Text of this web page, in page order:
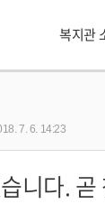
복지관
7. 6. 14:23
니다.